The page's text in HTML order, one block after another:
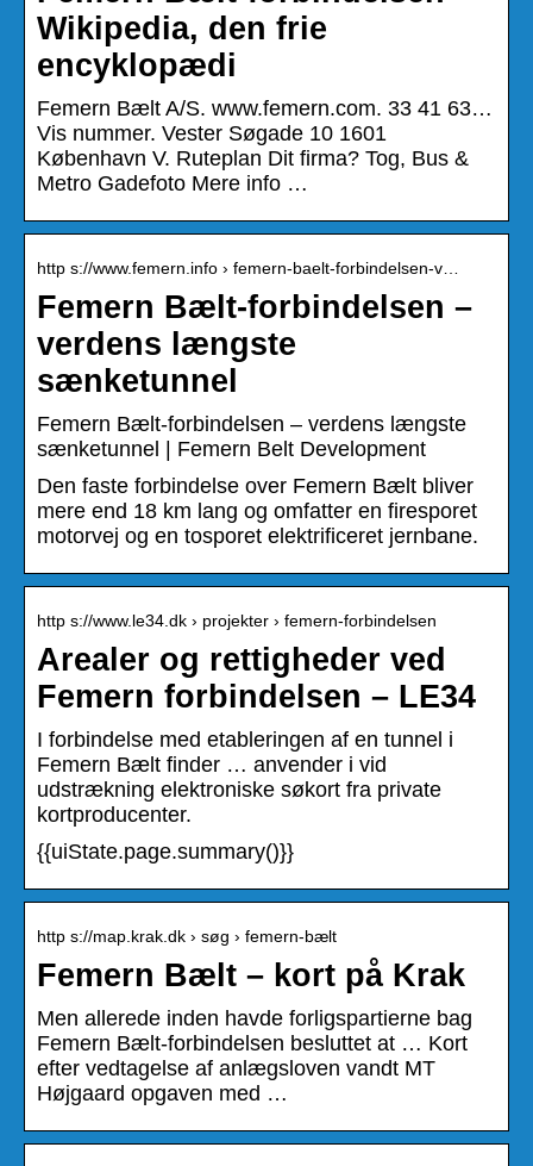
Wikipedia, den frie
encyklopædi
Femern Bælt A/S. www.femern.com. 33 41 63…
Vis nummer. Vester Søgade 10 1601
København V. Ruteplan Dit firma? Tog, Bus &
Metro Gadefoto Mere info …
http s://www.femern.info › femern-baelt-forbindelsen-v…
Femern Bælt-forbindelsen –
verdens længste
sænketunnel
Femern Bælt-forbindelsen – verdens længste
sænketunnel | Femern Belt Development
Den faste forbindelse over Femern Bælt bliver
mere end 18 km lang og omfatter en firesporet
motorvej og en tosporet elektrificeret jernbane.
http s://www.le34.dk › projekter › femern-forbindelsen
Arealer og rettigheder ved
Femern forbindelsen – LE34
I forbindelse med etableringen af en tunnel i
Femern Bælt finder … anvender i vid
udstrækning elektroniske søkort fra private
kortproducenter.
{{uiState.page.summary()}}
http s://map.krak.dk › søg › femern-bælt
Femern Bælt – kort på Krak
Men allerede inden havde forligspartierne bag
Femern Bælt-forbindelsen besluttet at … Kort
efter vedtagelse af anlægsloven vandt MT
Højgaard opgaven med …